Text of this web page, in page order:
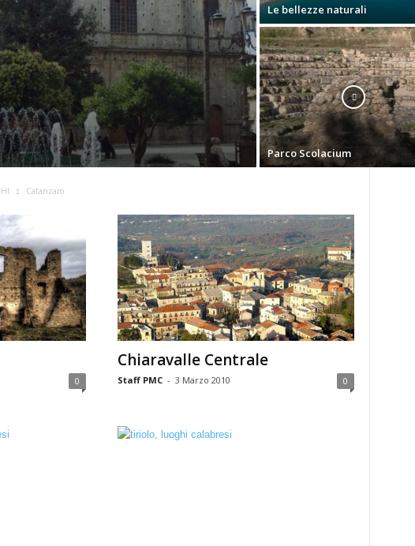
Le bellezze naturali
Parco Scolacium
Catanzaro
0
Chiaravalle Centrale
Staff PMC - 3 Marzo 2010 0